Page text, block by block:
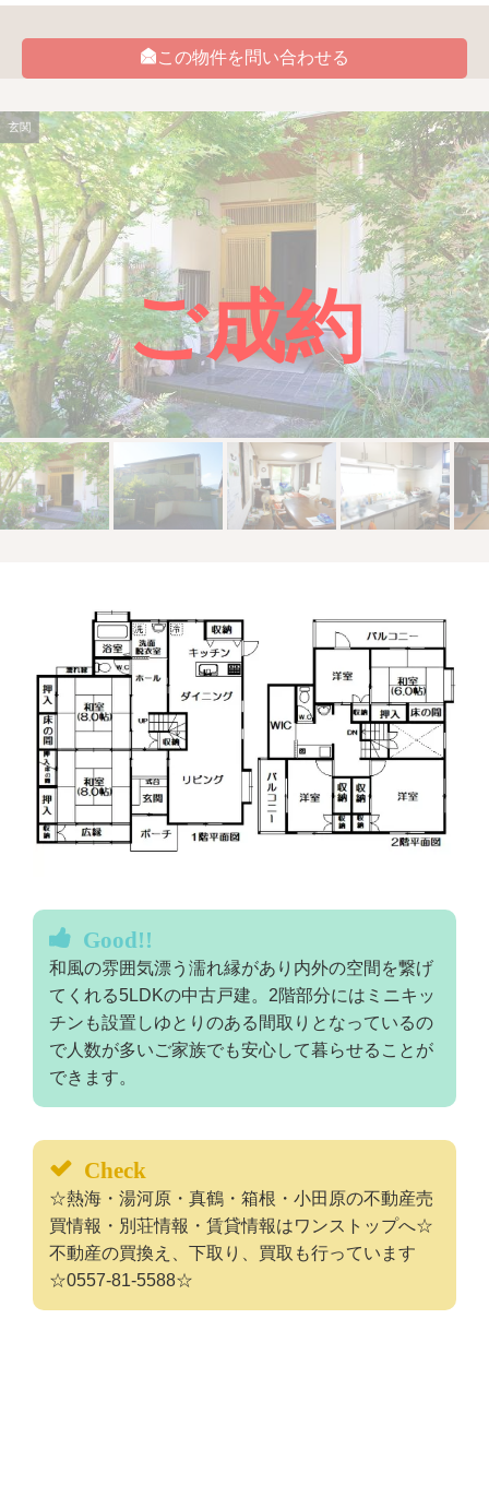
この物件を問い合わせる
ご成約
玄関
Good!!
和風の雰囲気漂う濡れ縁があり内外の空間を繋げ
てくれる5LDKの中古戸建。2階部分にはミニキッ
チンも設置しゆとりのある間取りとなっているの
で人数が多いご家族でも安心して暮らせることが
できます。
Check
☆熱海・湯河原・真鶴・箱根・小田原の不動産売
買情報・別荘情報・賃貸情報はワンストップへ☆
不動産の買換え、下取り、買取も行っています
☆0557-81-5588☆